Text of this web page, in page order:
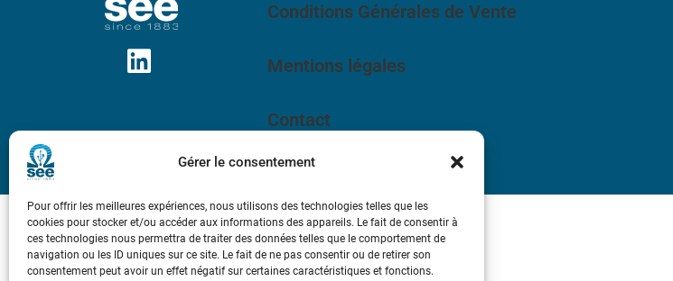
Gérer le consentement
Pour offrir les meilleures expériences, nous utilisons des technologies telles que les
cookies pour stocker et/ou accéder aux informations des appareils. Le fait de consentir à
ces technologies nous permettra de traiter des données telles que le comportement de
navigation ou les ID uniques sur ce site. Le fait de ne pas consentir ou de retirer son
consentement peut avoir un effet négatif sur certaines caractéristiques et fonctions.
Conditions Générales de Vente
Mentions légales
Contact